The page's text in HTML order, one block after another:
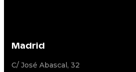
Madrid
C/ José Abascal, 32